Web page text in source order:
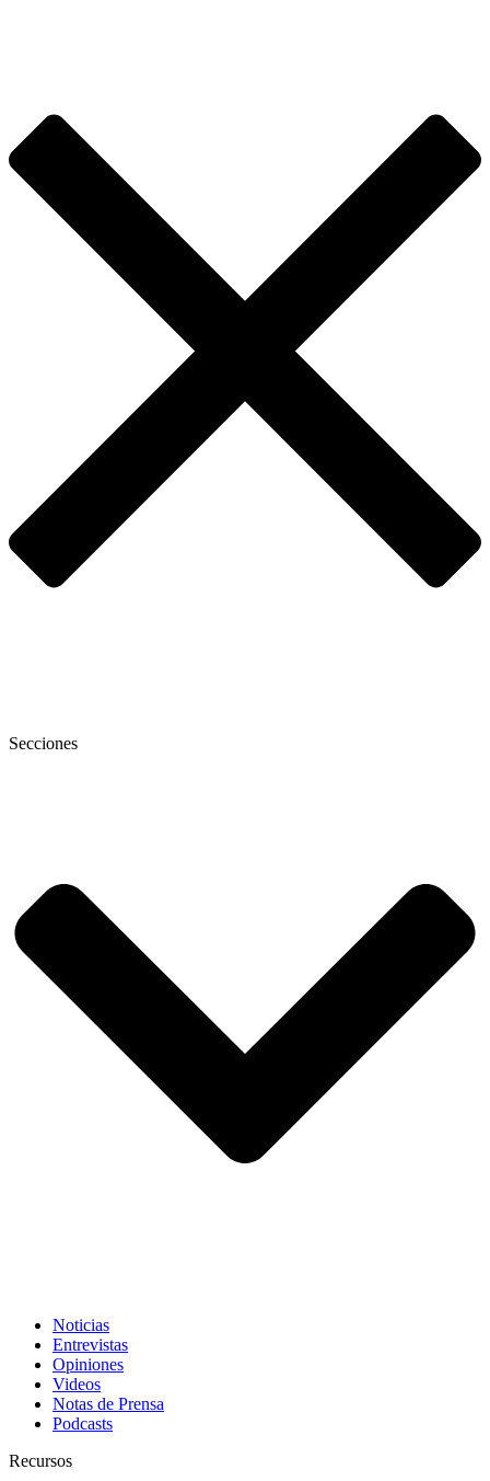
Secciones
Noticias
Entrevistas
Opiniones
Videos
Notas de Prensa
Podcasts
Recursos